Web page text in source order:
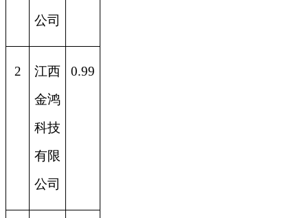
公司
2
江西
金鸿
科技
有限
公司
0.99